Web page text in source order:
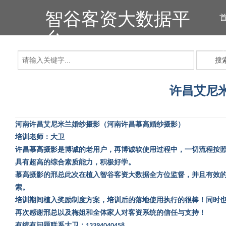
智谷客资大数据平
台
搜
许昌艾尼
河南许昌艾尼米兰婚纱摄影（河南许昌慕高婚纱摄影）
培训老师：大卫
许昌慕高摄影是博诚的老用户，再博诚软使用过程中，一切流程
具有超高的综合素质能力，积极好学。
慕高摄影的邢总此次在植入智谷客资大数据全方位监督，并且有
索。
培训期间植入奖励制度方案，培训后的落地使用执行的很棒！同
再次感谢邢总以及梅姐和全体家人对客资系统的信任与支持！